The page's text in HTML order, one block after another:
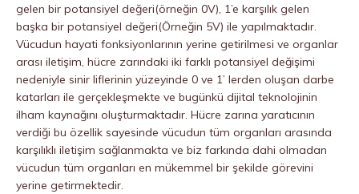
gelen bir potansiyel değeri(örneğin 0V), 1’e karşılık gelen
başka bir potansiyel değeri(Örneğin 5V) ile yapılmaktadır.
Vücudun hayati fonksiyonlarının yerine getirilmesi ve organlar
arası iletişim, hücre zarındaki iki farklı potansiyel değişimi
nedeniyle sinir liflerinin yüzeyinde 0 ve 1’ lerden oluşan darbe
katarları ile gerçekleşmekte ve bugünkü dijital teknolojinin
ilham kaynağını oluşturmaktadır. Hücre zarına yaratıcının
verdiği bu özellik sayesinde vücudun tüm organları arasında
karşılıklı iletişim sağlanmakta ve biz farkında dahi olmadan
vücudun tüm organları en mükemmel bir şekilde görevini
yerine getirmektedir.